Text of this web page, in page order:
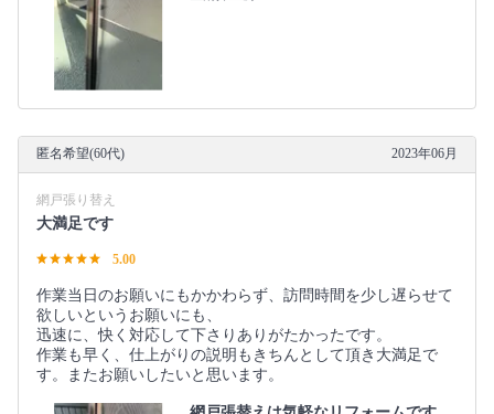
匿名希望(60代) 2023年06月
網戸張り替え
大満足です
5.00
作業当日のお願いにもかかわらず、訪問時間を少し遅らせて
欲しいというお願いにも、
迅速に、快く対応して下さりありがたかったです。
作業も早く、仕上がりの説明もきちんとして頂き大満足で
す。またお願いしたいと思います。